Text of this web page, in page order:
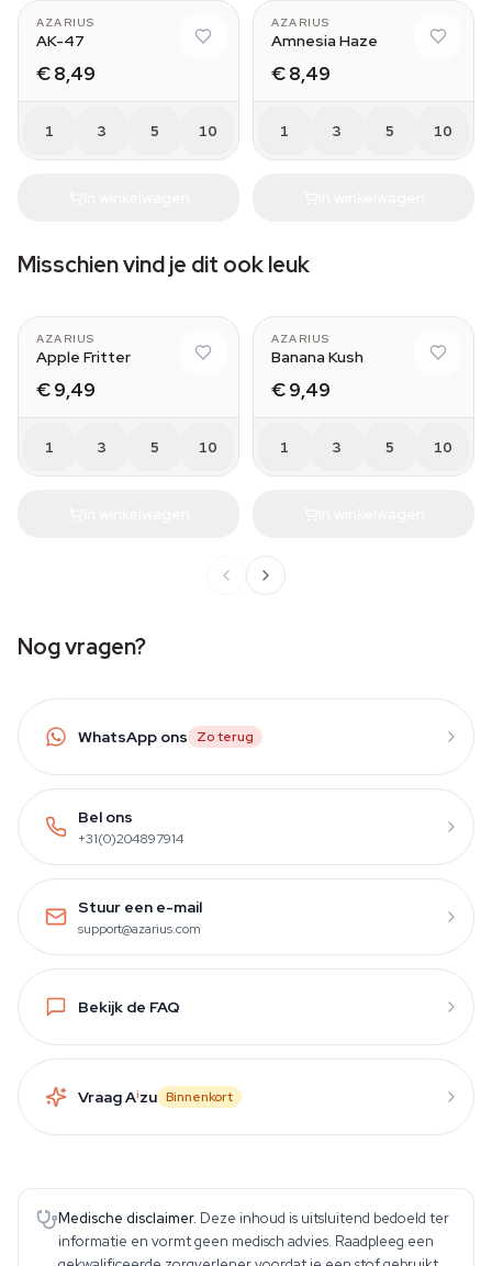
AZARIUS
AK-47
€ 8,49
1 3 5 10
AZARIUS
Amnesia Haze
€ 8,49
1 3 5 10
Misschien vind je dit ook leuk
AZARIUS
Apple Fritter
€ 9,49
1 3 5 10
AZARIUS
Banana Kush
€ 9,49
1 3 5 10
Nog vragen?
WhatsApp ons Zo terug
Bel ons
+31(0)204897914
Stuur een e-mail
support@azarius.com
Bekijk de FAQ
Vraag Aizu Binnenkort
Medische disclaimer. Deze inhoud is uitsluitend bedoeld ter
informatie en vormt geen medisch advies. Raadpleeg een